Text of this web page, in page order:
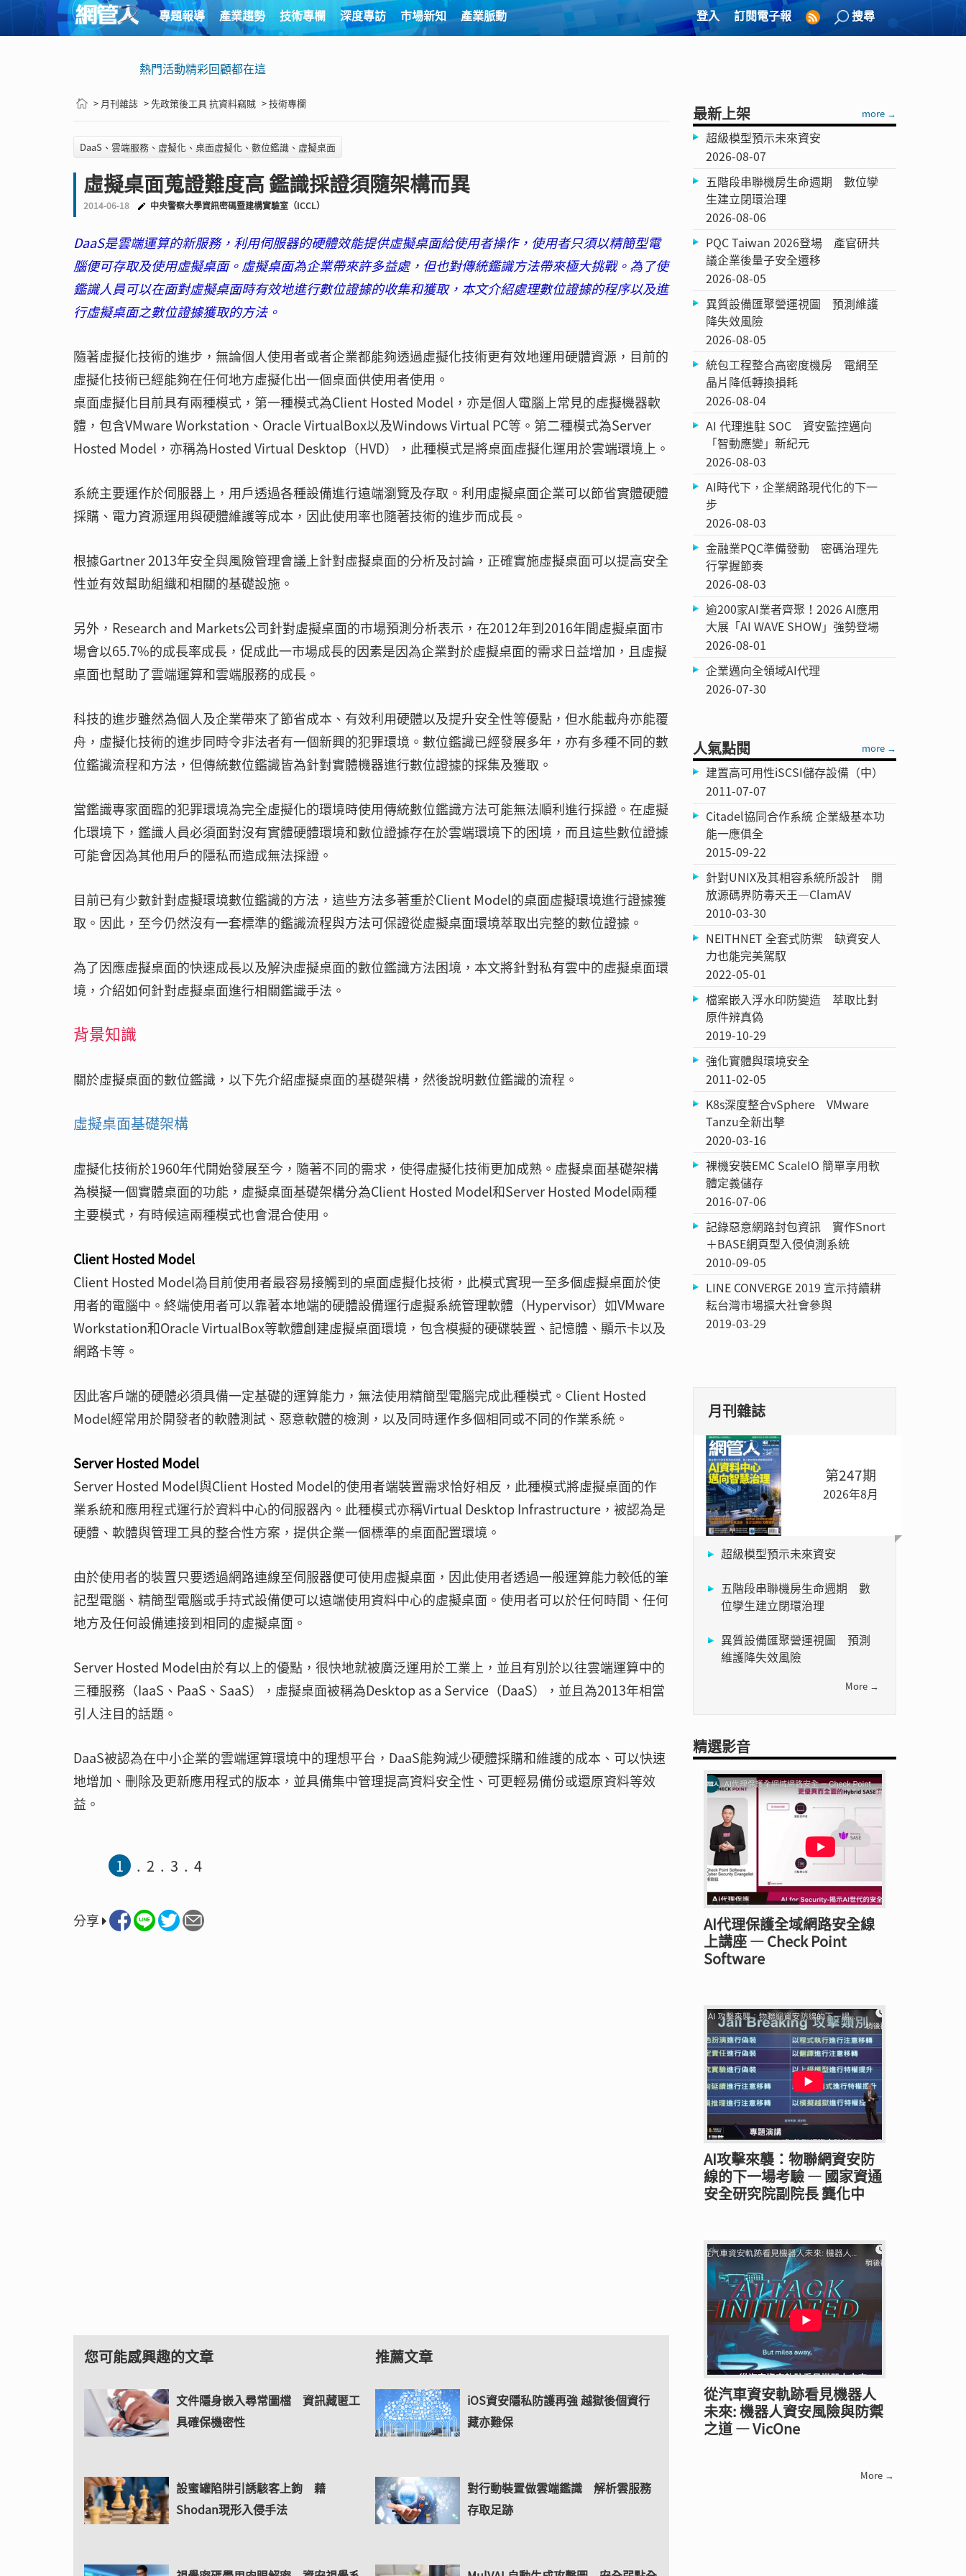
專題報導 產業趨勢 技術專欄 深度專訪 市場新知 產業脈動 登入 訂閱電子報 搜尋
熱門活動精彩回顧都在這
> 月刊雜誌 > 先政策後工具 抗資料竊賊 > 技術專欄
DaaS、雲端服務、虛擬化、桌面虛擬化、數位鑑識、虛擬桌面
虛擬桌面蒐證難度高 鑑識採證須隨架構而異
2014-06-18 中央警察大學資訊密碼暨建構實驗室（ICCL）
DaaS是雲端運算的新服務，利用伺服器的硬體效能提供虛擬桌面給使用者操作，使用者只須以精簡型電
腦便可存取及使用虛擬桌面。虛擬桌面為企業帶來許多益處，但也對傳統鑑識方法帶來極大挑戰。為了使
鑑識人員可以在面對虛擬桌面時有效地進行數位證據的收集和獲取，本文介紹處理數位證據的程序以及進
行虛擬桌面之數位證據獲取的方法。
隨著虛擬化技術的進步，無論個人使用者或者企業都能夠透過虛擬化技術更有效地運用硬體資源，目前的
虛擬化技術已經能夠在任何地方虛擬化出一個桌面供使用者使用。
桌面虛擬化目前具有兩種模式，第一種模式為Client Hosted Model，亦是個人電腦上常見的虛擬機器軟
體，包含VMware Workstation、Oracle VirtualBox以及Windows Virtual PC等。第二種模式為Server
Hosted Model，亦稱為Hosted Virtual Desktop（HVD），此種模式是將桌面虛擬化運用於雲端環境上。
系統主要運作於伺服器上，用戶透過各種設備進行遠端瀏覽及存取。利用虛擬桌面企業可以節省實體硬體
採購、電力資源運用與硬體維護等成本，因此使用率也隨著技術的進步而成長。
根據Gartner 2013年安全與風險管理會議上針對虛擬桌面的分析及討論，正確實施虛擬桌面可以提高安全
性並有效幫助組織和相關的基礎設施。
另外，Research and Markets公司針對虛擬桌面的市場預測分析表示，在2012年到2016年間虛擬桌面市
場會以65.7%的成長率成長，促成此一市場成長的因素是因為企業對於虛擬桌面的需求日益增加，且虛擬
桌面也幫助了雲端運算和雲端服務的成長。
科技的進步雖然為個人及企業帶來了節省成本、有效利用硬體以及提升安全性等優點，但水能載舟亦能覆
舟，虛擬化技術的進步同時令非法者有一個新興的犯罪環境。數位鑑識已經發展多年，亦有多種不同的數
位鑑識流程和方法，但傳統數位鑑識皆為針對實體機器進行數位證據的採集及獲取。
當鑑識專家面臨的犯罪環境為完全虛擬化的環境時使用傳統數位鑑識方法可能無法順利進行採證。在虛擬
化環境下，鑑識人員必須面對沒有實體硬體環境和數位證據存在於雲端環境下的困境，而且這些數位證據
可能會因為其他用戶的隱私而造成無法採證。
目前已有少數針對虛擬環境數位鑑識的方法，這些方法多著重於Client Model的桌面虛擬環境進行證據獲
取。因此，至今仍然沒有一套標準的鑑識流程與方法可保證從虛擬桌面環境萃取出完整的數位證據。
為了因應虛擬桌面的快速成長以及解決虛擬桌面的數位鑑識方法困境，本文將針對私有雲中的虛擬桌面環
境，介紹如何針對虛擬桌面進行相關鑑識手法。
背景知識
關於虛擬桌面的數位鑑識，以下先介紹虛擬桌面的基礎架構，然後說明數位鑑識的流程。
虛擬桌面基礎架構
虛擬化技術於1960年代開始發展至今，隨著不同的需求，使得虛擬化技術更加成熟。虛擬桌面基礎架構
為模擬一個實體桌面的功能，虛擬桌面基礎架構分為Client Hosted Model和Server Hosted Model兩種
主要模式，有時候這兩種模式也會混合使用。
Client Hosted Model
Client Hosted Model為目前使用者最容易接觸到的桌面虛擬化技術，此模式實現一至多個虛擬桌面於使
用者的電腦中。終端使用者可以靠著本地端的硬體設備運行虛擬系統管理軟體（Hypervisor）如VMware
Workstation和Oracle VirtualBox等軟體創建虛擬桌面環境，包含模擬的硬碟裝置、記憶體、顯示卡以及
網路卡等。
因此客戶端的硬體必須具備一定基礎的運算能力，無法使用精簡型電腦完成此種模式。Client Hosted
Model經常用於開發者的軟體測試、惡意軟體的檢測，以及同時運作多個相同或不同的作業系統。
Server Hosted Model
Server Hosted Model與Client Hosted Model的使用者端裝置需求恰好相反，此種模式將虛擬桌面的作
業系統和應用程式運行於資料中心的伺服器內。此種模式亦稱Virtual Desktop Infrastructure，被認為是
硬體、軟體與管理工具的整合性方案，提供企業一個標準的桌面配置環境。
由於使用者的裝置只要透過網路連線至伺服器便可使用虛擬桌面，因此使用者透過一般運算能力較低的筆
記型電腦、精簡型電腦或手持式設備便可以遠端使用資料中心的虛擬桌面。使用者可以於任何時間、任何
地方及任何設備連接到相同的虛擬桌面。
Server Hosted Model由於有以上的優點，很快地就被廣泛運用於工業上，並且有別於以往雲端運算中的
三種服務（IaaS、PaaS、SaaS），虛擬桌面被稱為Desktop as a Service（DaaS），並且為2013年相當
引人注目的話題。
DaaS被認為在中小企業的雲端運算環境中的理想平台，DaaS能夠減少硬體採購和維護的成本、可以快速
地增加、刪除及更新應用程式的版本，並具備集中管理提高資料安全性、可更輕易備份或還原資料等效
益。
1 2 3 4
分享
您可能感興趣的文章
文件隱身嵌入尋常圖檔 資訊藏匿工
具確保機密性
設蜜罐陷阱引誘駭客上鉤 藉
Shodan現形入侵手法
推薦文章
iOS資安隱私防護再強 越獄後個資行
藏亦難保
對行動裝置做雲端鑑識 解析雲服務
存取足跡
最新上架 more →
超級模型預示未來資安
2026-08-07
五階段串聯機房生命週期 數位孿
生建立閉環治理
2026-08-06
PQC Taiwan 2026登場 產官研共
議企業後量子安全遷移
2026-08-05
異質設備匯聚營運視圖 預測維護
降失效風險
2026-08-05
統包工程整合高密度機房 電網至
晶片降低轉換損耗
2026-08-04
AI 代理進駐 SOC 資安監控邁向
「智動應變」新紀元
2026-08-03
AI時代下，企業網路現代化的下一
步
2026-08-03
金融業PQC準備發動 密碼治理先
行掌握節奏
2026-08-03
逾200家AI業者齊聚！2026 AI應用
大展「AI WAVE SHOW」強勢登場
2026-08-01
企業邁向全領域AI代理
2026-07-30
人氣點閱 more →
建置高可用性iSCSI儲存設備（中）
2011-07-07
Citadel協同合作系統 企業級基本功
能一應俱全
2015-09-22
針對UNIX及其相容系統所設計 開
放源碼界防毒天王—ClamAV
2010-03-30
NEITHNET 全套式防禦 缺資安人
力也能完美駕馭
2022-05-01
檔案嵌入浮水印防變造 萃取比對
原件辨真偽
2019-10-29
強化實體與環境安全
2011-02-05
K8s深度整合vSphere VMware
Tanzu全新出擊
2020-03-16
裸機安裝EMC ScaleIO 簡單享用軟
體定義儲存
2016-07-06
記錄惡意網路封包資訊 實作Snort
＋BASE網頁型入侵偵測系統
2010-09-05
LINE CONVERGE 2019 宣示持續耕
耘台灣市場擴大社會參與
2019-03-29
月刊雜誌
第247期
2026年8月
超級模型預示未來資安
五階段串聯機房生命週期 數
位孿生建立閉環治理
異質設備匯聚營運視圖 預測
維護降失效風險
More →
精選影音
AI代理保護全域網路安全線
上講座 — Check Point
Software
AI攻擊來襲：物聯網資安防
線的下一場考驗 — 國家資通
安全研究院副院長 龔化中
從汽車資安軌跡看見機器人
未來: 機器人資安風險與防禦
之道 — VicOne
More →